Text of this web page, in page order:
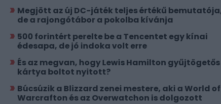
Megjött az új DC-játék teljes értékű
de a rajongótábor a pokolba kívánja
500 forintért perelte be a Tencentet egy kínai
édesapa, de jó indoka volt erre
És az megvan, hogy Lewis Hamilton gyűjtögetős
kártya boltot nyitott?
Búcsúzik a Blizzard zenei mestere, aki a World of
Warcrafton és az Overwatchon is dolgozott